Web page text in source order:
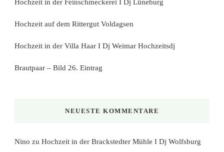
Hochzeit in der Feinschmeckerei I Dj Lüneburg
Hochzeit auf dem Rittergut Voldagsen
Hochzeit in der Villa Haar I Dj Weimar Hochzeitsdj
Brautpaar – Bild 26. Eintrag
NEUESTE KOMMENTARE
Nino zu Hochzeit in der Brackstedter Mühle I Dj Wolfsburg